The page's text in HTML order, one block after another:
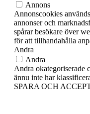
Annons
Annonscookies
annonser och
spårar besökare över
för att tillhandahålla
Andra
Andra
Andra okategoriserade
ännu inte har
SPARA OCH